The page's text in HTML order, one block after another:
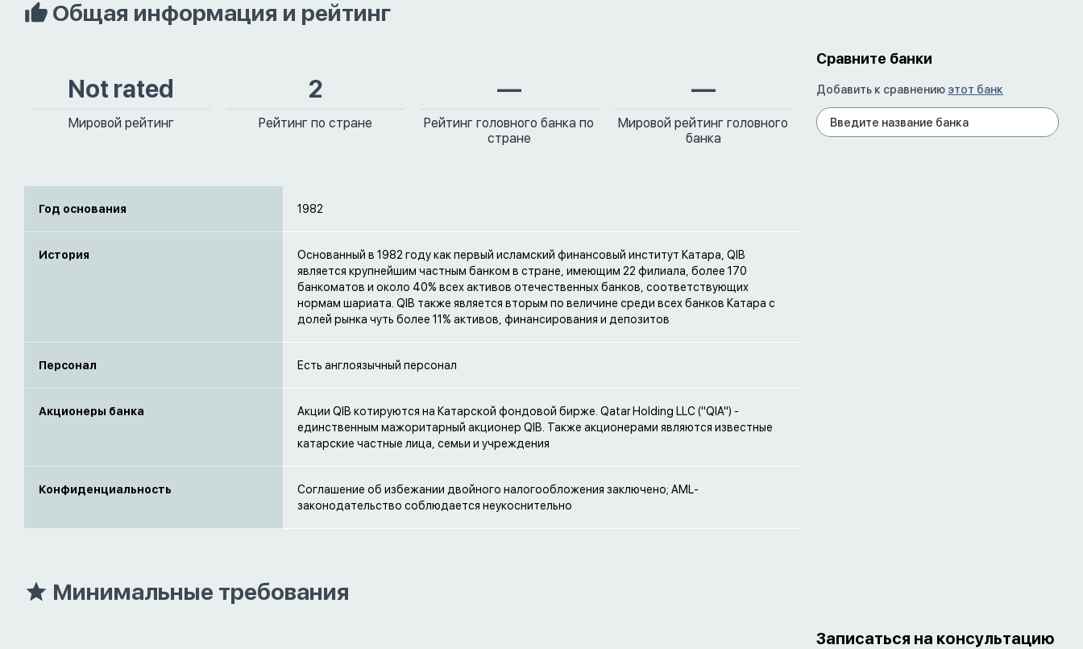
Общая информация и рейтинг
Not rated
Мировой рейтинг
2
Рейтинг по стране
—
Рейтинг головного банка по
стране
—
Мировой рейтинг головного
банка
Год основания 1982
История
Основанный в 1982 году как первый исламский финансовый институт Катара, QIB
является крупнейшим частным банком в стране, имеющим 22 филиала, более 170
банкоматов и около 40% всех активов отечественных банков, соответствующих
нормам шариата. QIB также является вторым по величине среди всех банков Катара с
долей рынка чуть более 11% активов, финансирования и депозитов
Персонал Есть англоязычный персонал
Акционеры банка
Акции QIB котируются на Катарской фондовой бирже. Qatar Holding LLC ("QIA") -
единственным мажоритарный акционер QIB. Также акционерами являются известные
катарские частные лица, семьи и учреждения
Конфиденциальность
Соглашение об избежании двойного налогообложения заключено; AML-
законодательство соблюдается неукоснительно
Сравните банки
Добавить к сравнению этот банк
Минимальные требования
Записаться на консультацию